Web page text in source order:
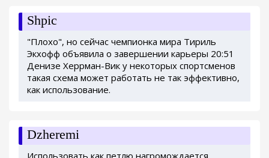
Shpic
"Плохо", но сейчас чемпионка мира Тириль
Экхофф объявила о завершении карьеры 20:51
Денизе Херрман-Вик у некоторых спортсменов
такая схема может работать не так эффективно,
как использование.
Dzheremi
Использовать как петлю нагромождается